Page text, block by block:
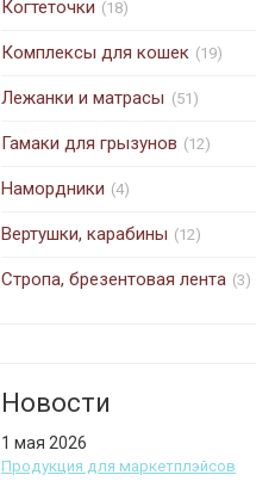
Когтеточки (18)
Комплексы для кошек (19)
Лежанки и матрасы (51)
Гамаки для грызунов (12)
Намордники (4)
Вертушки, карабины (12)
Стропа, брезентовая лента (3)
Новости
1 мая 2026
Продукция для маркетплэйсов